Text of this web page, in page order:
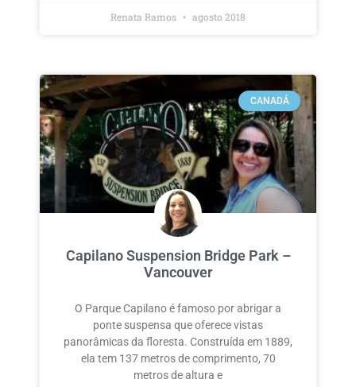
Renata Ramos agosto 2018
CANADÁ
Capilano Suspension Bridge Park –
Vancouver
O Parque Capilano é famoso por abrigar a
ponte suspensa que oferece vistas
panorâmicas da floresta. Construída em 1889,
ela tem 137 metros de comprimento, 70
metros de altura e